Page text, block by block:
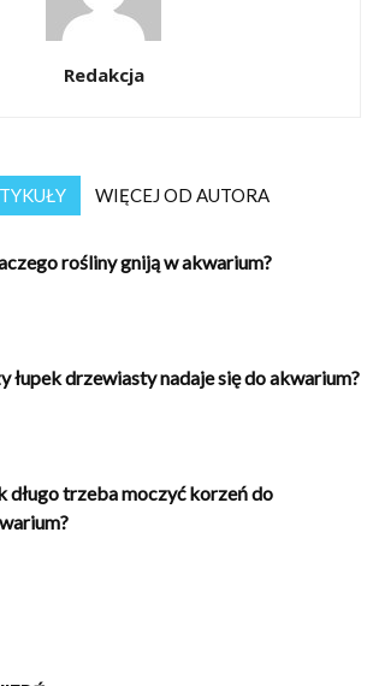
Redakcja
WIĘCEJ OD AUTORA
rośliny gniją w akwarium?
łupek drzewiasty nadaje się do akwarium?
długo trzeba moczyć korzeń do